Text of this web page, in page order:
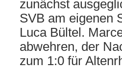
zunächst
SVB am eigenen
Luca Bültel.
abwehren, der
zum 1:0 für